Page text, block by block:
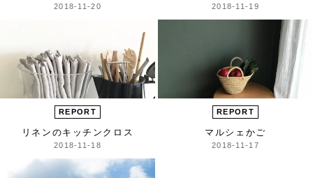
2018-11-20 2018-11-19
REPORT
リネンのキッチンクロス
2018-11-18
REPORT
マルシェかご
2018-11-17